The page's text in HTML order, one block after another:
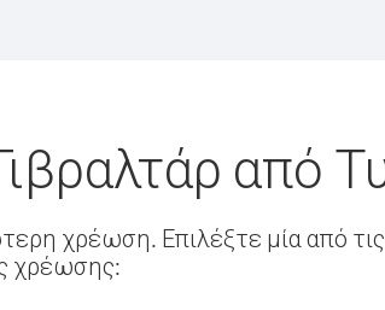
από
χρέωση. Επιλέξτε μία από
χρέωσης: